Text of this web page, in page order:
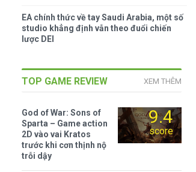
EA chính thức về tay Saudi Arabia, một số
studio khẳng định vẫn theo đuổi chiến
lược DEI
TOP GAME REVIEW XEM THÊM
9.4
score
God of War: Sons of
Sparta – Game action
2D vào vai Kratos
trước khi cơn thịnh nộ
trỗi dậy